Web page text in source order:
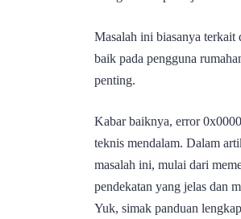
Masalah ini biasanya terkait
baik pada pengguna
penting.
Kabar baiknya, error
teknis mendalam. Dalam
masalah ini, mulai dari
pendekatan yang jelas dan
Yuk, simak panduan